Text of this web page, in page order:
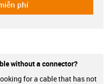
phí
without a connector?
for a cable that has not